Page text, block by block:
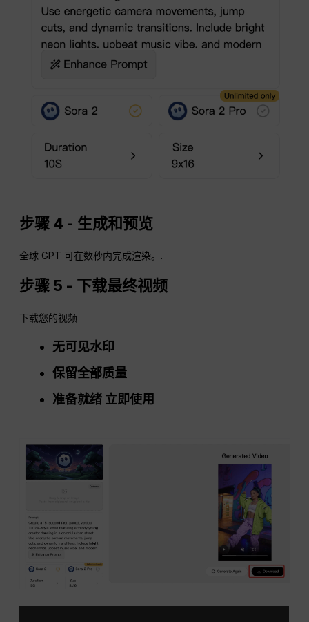
步骤 4 - 生成和预览
全球 GPT 可在数秒内完成渲染。.
步骤 5 - 下载最终视频
下载您的视频
无可见水印
保留全部质量
准备就绪 立即使用